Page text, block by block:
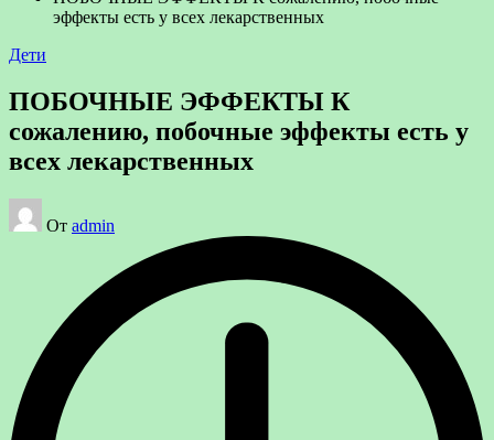
эффекты есть у всех лекарственных
Опубликовано
Дети
ПОБОЧНЫЕ ЭФФЕКТЫ К
сожалению, побочные эффекты есть у
всех лекарственных
Запись
от
От admin